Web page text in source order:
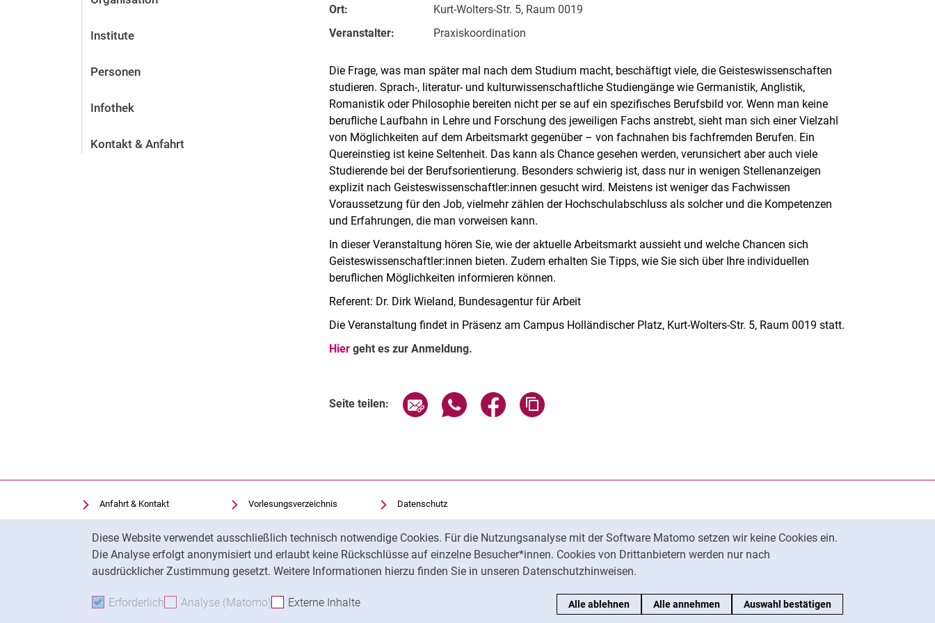
Diese Website verwendet ausschließlich technisch notwendige Cookies. Für die Nutzungsanalyse mit der Software Matomo setzen wir keine Cookies ein.
Die Analyse erfolgt anonymisiert und erlaubt keine Rückschlüsse auf einzelne Besucher*innen. Cookies von Drittanbietern werden nur nach
ausdrücklicher Zustimmung gesetzt. Weitere Informationen hierzu finden Sie in unseren Datenschutzhinweisen.
Erforderlich Erforderliche Cookies akzeptieren
Analyse (Matomo) Analyse-Cookies akzeptieren
Externe Inhalte Alle ablehnen Alle annehmen Auswahl bestätigen
Institute
Personen
Infothek
Kontakt & Anfahrt
Ort:
Kurt-Wolters-Str. 5, Raum 0019
Veranstalter:
Praxiskoordination
Die Frage, was man später mal nach dem Studium macht, beschäftigt viele, die Geisteswissenschaften
studieren. Sprach-, literatur- und kulturwissenschaftliche Studiengänge wie Germanistik, Anglistik,
Romanistik oder Philosophie bereiten nicht per se auf ein spezifisches Berufsbild vor. Wenn man keine
berufliche Laufbahn in Lehre und Forschung des jeweiligen Fachs anstrebt, sieht man sich einer Vielzahl
von Möglichkeiten auf dem Arbeitsmarkt gegenüber – von fachnahen bis fachfremden Berufen. Ein
Quereinstieg ist keine Seltenheit. Das kann als Chance gesehen werden, verunsichert aber auch viele
Studierende bei der Berufsorientierung. Besonders schwierig ist, dass nur in wenigen Stellenanzeigen
explizit nach Geisteswissenschaftler:innen gesucht wird. Meistens ist weniger das Fachwissen
Voraussetzung für den Job, vielmehr zählen der Hochschulabschluss als solcher und die Kompetenzen
und Erfahrungen, die man vorweisen kann.
In dieser Veranstaltung hören Sie, wie der aktuelle Arbeitsmarkt aussieht und welche Chancen sich
Geisteswissenschaftler:innen bieten. Zudem erhalten Sie Tipps, wie Sie sich über Ihre individuellen
beruflichen Möglichkeiten informieren können.
Referent: Dr. Dirk Wieland, Bundesagentur für Arbeit
Die Veranstaltung findet in Präsenz am Campus Holländischer Platz, Kurt-Wolters-Str. 5, Raum 0019 statt.
Hier geht es zur Anmeldung.
Seite teilen: Seite über E-Mail teilen
Seite über WhatsApp teilen (externer Link, öffnet neues Fenster)
Seite über Facebook teilen (externer Link, öffnet neues Fenster)
Anfahrt & Kontakt
Einrichtungen suchen
Stellenangebote
Cookie-Einstellungen
Vorlesungsverzeichnis
Uni-Bibliothek
Moodle
Panopto
Datenschutz
Barrierefreiheit
Transparenter KI-Einsatz
Impressum